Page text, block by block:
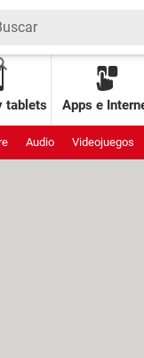
tablets Apps e
Audio Videojuegos